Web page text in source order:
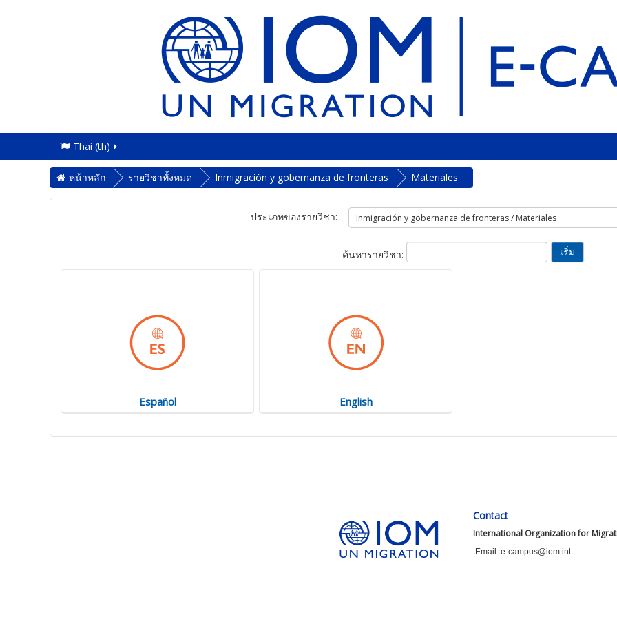
Thai ‎(th)‎
หน้าหลัก รายวิชาทั้งหมด Inmigración y gobernanza de fronteras Materiales
ประเภทของรายวิชา:
ค้นหารายวิชา:
Español English
Contact
International Organization for
Email: e-campus@iom.int